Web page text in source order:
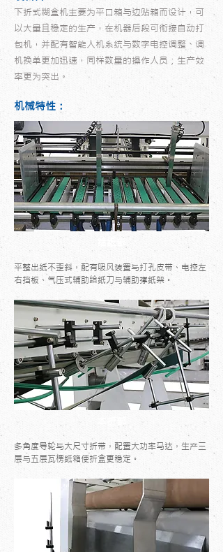
下折式糊盒机主要为平口箱与边贴箱而设计，可
以大量且稳定的生产，在机器后段可衔接自动打
包机，并配有智能人机系统与数字电控调整、调
机换单更加迅速，同样数量的操作人员；生产效
率更为突出。
机械特性：
平整出纸不歪斜，配有吸风装置与打孔皮带、电控左
右挡板、气压式辅助给纸刀与辅助撑纸架。
多角度导轮与大尺寸折带，配置大功率马达，生产三
层与五层瓦楞纸箱使折盒更稳定。